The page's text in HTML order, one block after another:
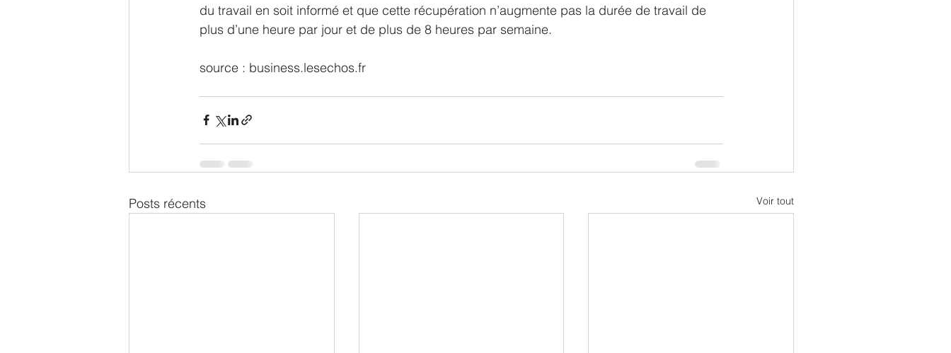
du travail en soit informé et que cette récupération n’augmente pas la durée de travail de
plus d’une heure par jour et de plus de 8 heures par semaine.
source : business.lesechos.fr
Posts récents Voir tout